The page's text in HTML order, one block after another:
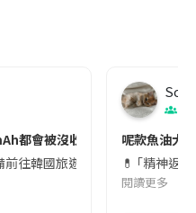
都會被沒收😱出發前切記檢查
前往韓國旅遊的民眾，近期要
Soul
呢款魚油大
💊 ｢精神返
閱讀更多